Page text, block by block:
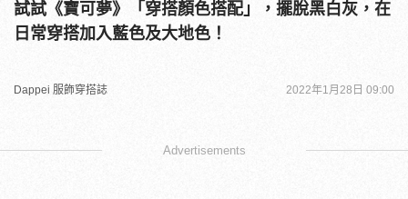
試試《寶可夢》「穿搭顏色搭配」，擺脫黑白灰，在
日常穿搭加入藍色及大地色！
Dappei 服飾穿搭誌 2022年1月28日 09:00
Advertisements